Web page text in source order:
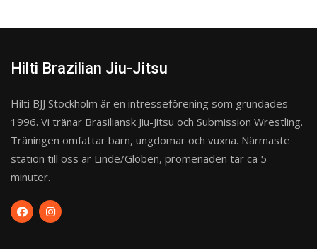
Hilti Brazilian Jiu-Jitsu
Hilti BJJ Stockholm är en intresseförening som grundades
1996. Vi tränar Brasiliansk Jiu-Jitsu och Submission Wrestling.
Träningen omfattar barn, ungdomar och vuxna. Närmaste
station till oss är Linde/Globen, promenaden tar ca 5
minuter.